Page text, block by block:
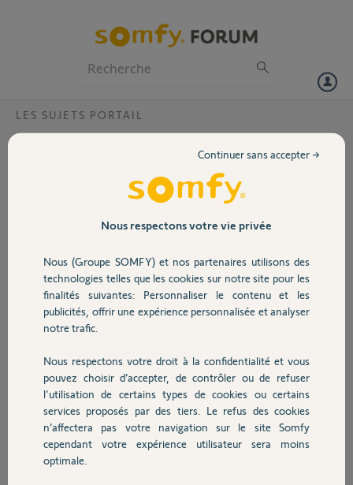
Volet
Sécurité
Domotique
Chauffage
Autres produits
LES SUJETS PORTAIL
Géolocalisation téléphone pour ouverture
Il me semble avoir entendu dire qu'il était possible d'ouvrir
automatiquement un portail lorsque mon "téléphone" était détecté,
rentre chez moi en voiture par exemple. Est-ce que cela est vraiment
possible ? Si oui par quel biais ? J'ai une motorisation Invisio 3S IO.
Merci !
Johan S.
Participer au fil de discussion
Réponses
Nous respectons votre vie privée
Nous (Groupe SOMFY) et nos partenaires utilisons des
technologies telles que les cookies sur notre site pour les
finalités suivantes: Personnaliser le contenu et les
publicités, offrir une expérience personnalisée et analyser
notre trafic.
Nous respectons votre droit à la confidentialité et vous
pouvez choisir d’accepter, de contrôler ou de refuser
l'utilisation de certains types de cookies ou certains
services proposés par des tiers. Le refus des cookies
n’affectera pas votre navigation sur le site Somfy
cependant votre expérience utilisateur sera moins
optimale.
Continuer sans accepter →